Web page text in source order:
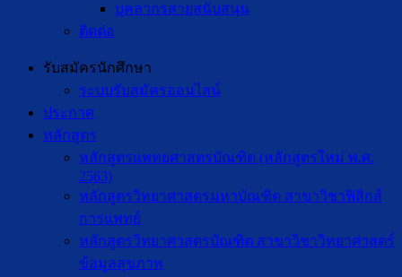
บุคลากรสายสนับสนุน
ติดต่อ
รับสมัครนักศึกษา
ระบบรับสมัครออนไลน์
ประกาศ
หลักสูตร
หลักสูตรแพทยศาสตรบัณฑิต (หลักสูตรใหม่ พ.ศ.
2563)
หลักสูตรวิทยาศาสตรมหาบัณฑิต สาขาวิชาฟิสิกส์
การแพทย์
หลักสูตรวิทยาศาสตรบัณฑิต สาขาวิชาวิทยาศาสตร์
ข้อมูลสุขภาพ